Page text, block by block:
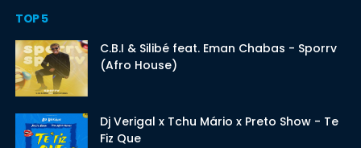
TOP 5
C.B.I & Silibé feat. Eman Chabas - Sporrv
(Afro House)
Dj Verigal x Tchu Mário x Preto Show - Te
Fiz Que